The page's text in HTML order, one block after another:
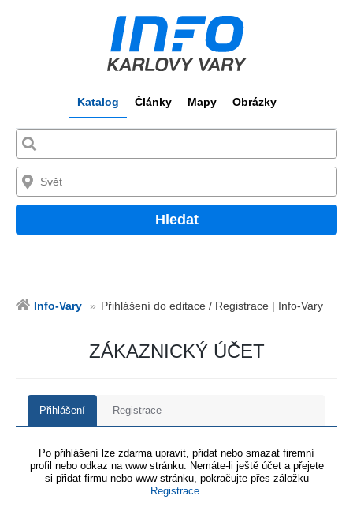
Katalog Články Mapy Obrázky
Hledat
Info-Vary Přihlášení do editace / Registrace | Info-Vary
ZÁKAZNICKÝ ÚČET
Přihlášení Registrace
Po přihlášení lze zdarma upravit, přidat nebo smazat firemní
profil nebo odkaz na www stránku. Nemáte-li ještě účet a přejete
si přidat firmu nebo www stránku, pokračujte přes záložku
Registrace.